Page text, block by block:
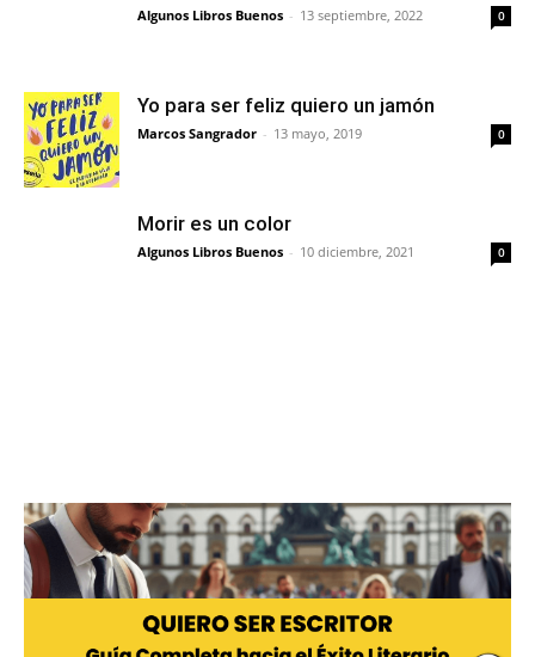
Algunos Libros Buenos - 13 septiembre, 2022 0
Yo para ser feliz quiero un jamón
Marcos Sangrador - 13 mayo, 2019 0
Morir es un color
Algunos Libros Buenos - 10 diciembre, 2021 0